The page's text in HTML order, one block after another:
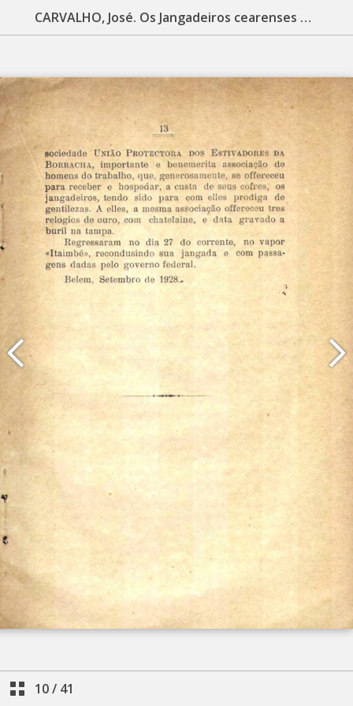
CARVALHO, José. Os Jangadeiros cearenses em 'raid' ao Pará: conferencia sobre o 'folk-lore' cearense em homenagem aos jangadeiros no Theatro da Paz, no dia 14 de setembro de 1928. Belém, PA: Officinas Graphicas do Instituto Lauro Sodré, 1928. 44 p.
10/ 41